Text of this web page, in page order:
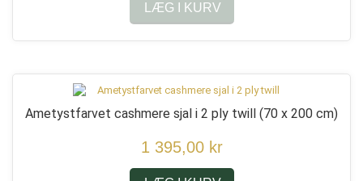
LÆG I KURV
Ametystfarvet cashmere sjal i 2 ply twill (70 x 200 cm)
1 395,00 kr